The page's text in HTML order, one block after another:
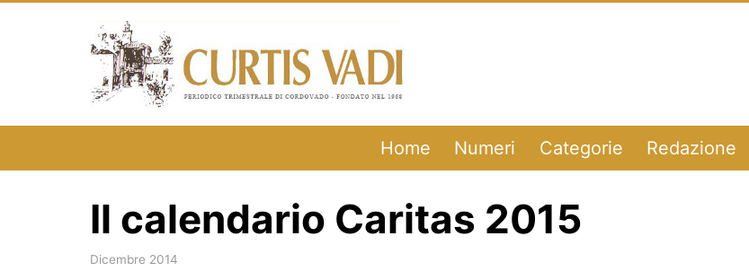
Home Numeri Categorie Redazione
Il calendario Caritas 2015
Dicembre 2014